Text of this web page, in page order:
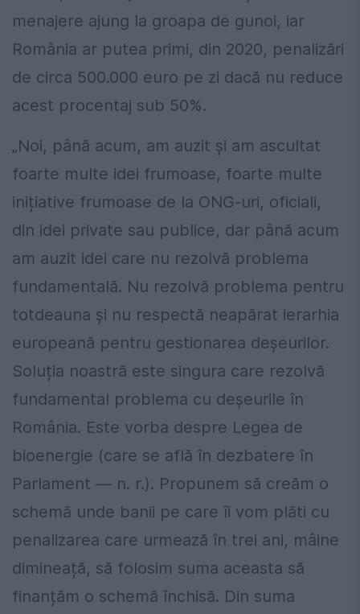
menajere ajung la groapa de gunoi, iar
România ar putea primi, din 2020, penalizări
de circa 500.000 euro pe zi dacă nu reduce
acest procentaj sub 50%.
„Noi, până acum, am auzit și am ascultat
foarte multe idei frumoase, foarte multe
inițiative frumoase de la ONG-uri, oficiali,
din idei private sau publice, dar până acum
am auzit idei care nu rezolvă problema
fundamentală. Nu rezolvă problema pentru
totdeauna și nu respectă neapărat ierarhia
europeană pentru gestionarea deșeurilor.
Soluția noastră este singura care rezolvă
fundamental problema cu deșeurile în
România. Este vorba despre Legea de
bioenergie (care se află în dezbatere în
Parlament — n. r.). Propunem să creăm o
schemă unde banii pe care îi vom plăti cu
penalizarea care urmează în trei ani, mâine
dimineață, să folosim suma aceasta să
finanțăm o schemă închisă. Din suma